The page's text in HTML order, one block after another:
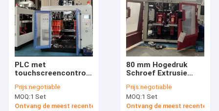
PLC met
touchscreencontrole
met maximale
uitvoercapaciteit van
50 kg/h tot 1000 kg/h
Prijs:negotiable
MOQ:1 Set
Ontvang de meest recente Prijs
80 mm Hogedruk
Schroef Extrusie
150 KN Sluitkracht en
Multi-Kop
Configuratie voor
Prijs:negotiable
MOQ:1 Set
Ontvang de meest recente